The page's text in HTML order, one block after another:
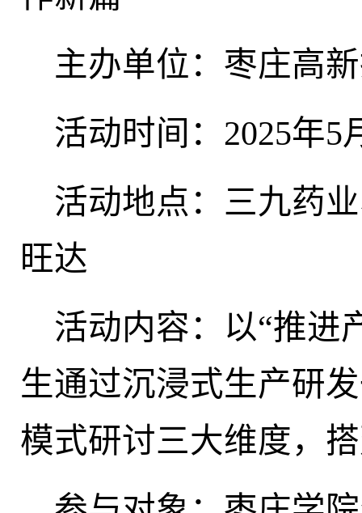
主办单位：枣庄高
活动时间：2025年5
活动地点：三九药
旺达
活动内容：以“推进
生通过沉浸式生产研
模式研讨三大维度，